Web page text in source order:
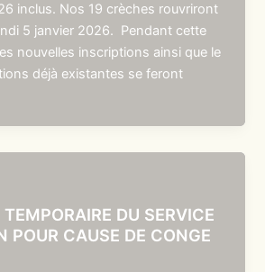
inclus. Nos 19 crèches rouvriront
5 janvier 2026. Pendant cette
nouvelles inscriptions ainsi que le
déjà existantes se feront
TEMPORAIRE DU SERVICE
POUR CAUSE DE CONGE